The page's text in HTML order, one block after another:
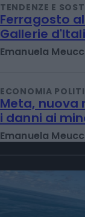
TENDENZE E
Ferragosto
Gallerie
Emanuela
ECONOMIA
Meta, nuova
i danni ai
Emanuela